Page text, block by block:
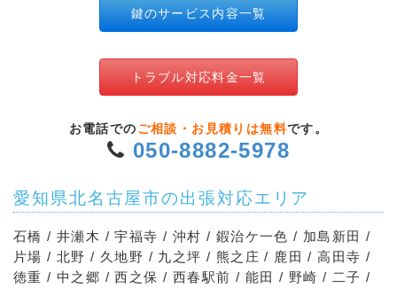
鍵のサービス内容一覧
トラブル対応料金一覧
お電話での ご相談・お見積りは無料です。
050-8882-5978
愛知県北名古屋市の出張対応エリア
石橋 / 井瀬木 / 宇福寺 / 沖村 / 鍜治ケ一色 / 加島新田 /
片場 / 北野 / 久地野 / 九之坪 / 熊之庄 / 鹿田 / 高田寺 /
徳重 / 中之郷 / 西之保 / 西春駅前 / 能田 / 野崎 / 二子 /